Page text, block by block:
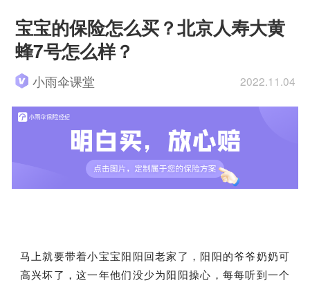
宝宝的保险怎么买？北京人寿大黄
蜂7号怎么样？
小雨伞课堂 2022.11.04
马上就要带着小宝宝阳阳回老家了，阳阳的爷爷奶奶可
高兴坏了，这一年他们没少为阳阳操心，每每听到一个